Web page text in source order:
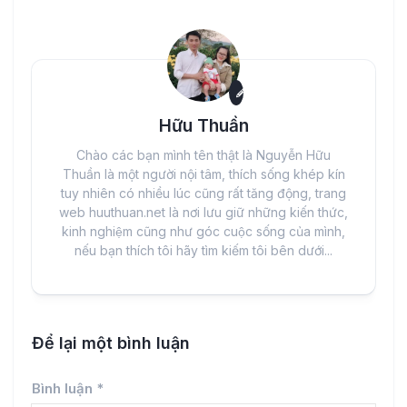
Hữu Thuần
Chào các bạn mình tên thật là Nguyễn Hữu
Thuần là một người nội tâm, thích sống khép kín
tuy nhiên có nhiều lúc cũng rất tăng động, trang
web huuthuan.net là nơi lưu giữ những kiến thức,
kinh nghiệm cũng như góc cuộc sống của mình,
nếu bạn thích tôi hãy tìm kiếm tôi bên dưới...
Để lại một bình luận
Bình luận *